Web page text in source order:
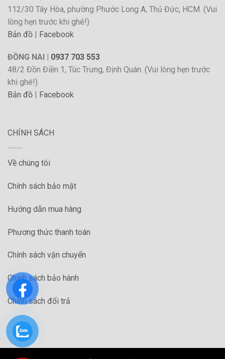
112/30 Tây Hòa, phường Phước Long A, Thủ Đức, HCM. (Vui
lòng hẹn trước khi ghé!)
Bản đồ | Facebook
ĐỒNG NAI | 0937 703 553
48/2 Đồn Điền 1, Túc Trưng, Định Quán. (Vui lòng hẹn trước
khi ghé!)
Bản đồ
Facebook
CHÍNH SÁCH
Về chúng tôi
Chính sách bảo mật
Hướng dẫn mua hàng
Phương thức thanh toán
Chính sách vận chuyển
Chính sách bảo hành
Chính sách đổi trả